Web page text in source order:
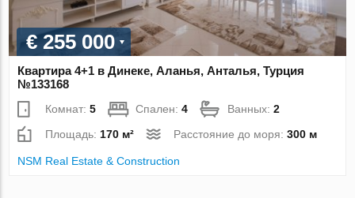
€ 255 000
Квартира 4+1 в Динеке, Аланья, Анталья, Турция
№133168
Комнат:5 Спален:4 Ванных:2
Площадь: 170 м² Расстояние до моря:300 м
NSM Real Estate & Construction